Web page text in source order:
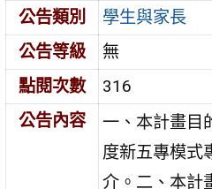
公告類別
學生與家長
公告等級
無
點閱次數
316
公告內容
一、本計畫目
度新五專模式
介。二、本計